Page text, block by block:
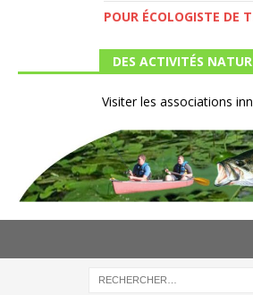
POUR ÉCOLOGISTE DE
DES ACTIVITÉS
Visiter les associations